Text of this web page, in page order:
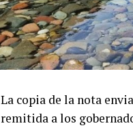
La copia de la nota
remitida a los